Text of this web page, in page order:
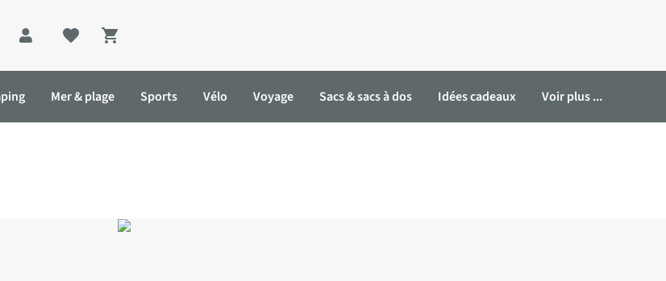
Shopping cart
Mer & plage Sports Vélo Voyage Sacs & sacs à dos Idées cadeaux Voir plus ...